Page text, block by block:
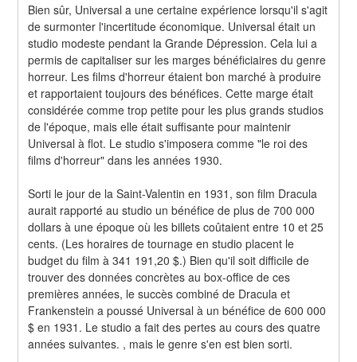
Bien sûr, Universal a une certaine expérience lorsqu'il s'agit
de surmonter l'incertitude économique. Universal était un
studio modeste pendant la Grande Dépression. Cela lui a
permis de capitaliser sur les marges bénéficiaires du genre
horreur. Les films d'horreur étaient bon marché à produire
et rapportaient toujours des bénéfices. Cette marge était
considérée comme trop petite pour les plus grands studios
de l'époque, mais elle était suffisante pour maintenir
Universal à flot. Le studio s'imposera comme "le roi des
films d'horreur" dans les années 1930.
Sorti le jour de la Saint-Valentin en 1931, son film Dracula
aurait rapporté au studio un bénéfice de plus de 700 000
dollars à une époque où les billets coûtaient entre 10 et 25
cents. (Les horaires de tournage en studio placent le
budget du film à 341 191,20 $.) Bien qu'il soit difficile de
trouver des données concrètes au box-office de ces
premières années, le succès combiné de Dracula et
Frankenstein a poussé Universal à un bénéfice de 600 000
$ en 1931. Le studio a fait des pertes au cours des quatre
années suivantes. , mais le genre s'en est bien sorti.